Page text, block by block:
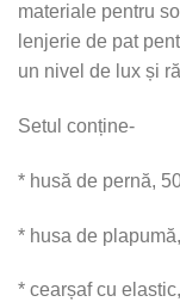
materiale pentru
lenjerie de pat
un nivel de lux și
Setul conține-
* husă de pernă,
* husa de
* cearșaf cu